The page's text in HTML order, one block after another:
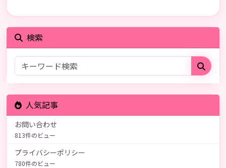
検索
人気記事
お問い合わせ
813件のビュー
プライバシーポリシー
780件のビュー